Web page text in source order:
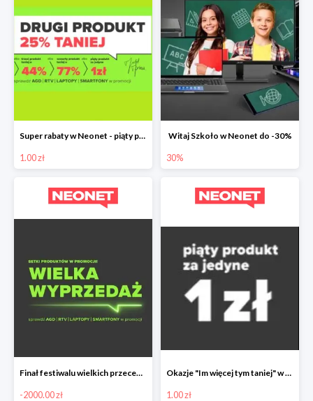
Super rabaty w Neonet - piąty produkt za 1 zł
1.00 zł
Witaj Szkoło w Neonet do -30%
30%
Finał festiwalu wielkich przecen w Neonet nawet do 2000 zł taniej
-2000.00 zł
Okazje "Im więcej tym taniej" w Neonet - piąty produkt 1 zł
1.00 zł